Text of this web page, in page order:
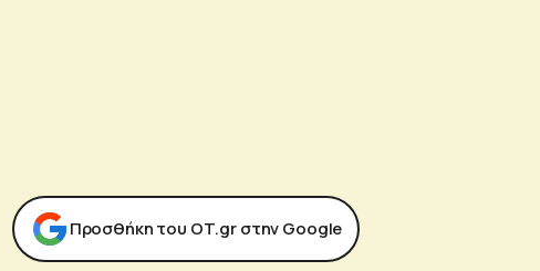
Προσθήκη του ΟΤ.gr στην Google